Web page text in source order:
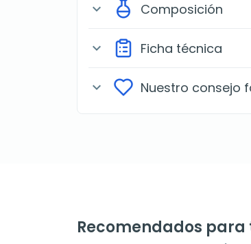
expand_more Composición
expand_more Ficha técnica
expand_more Nuestro consejo
Recomendados para